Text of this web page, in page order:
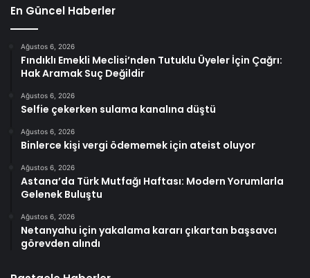
En Güncel Haberler
Ağustos 6, 2026
Fındıklı Emekli Meclisi’nden Tutuklu Üyeler İçin Çağrı:
Hak Aramak Suç Değildir
Ağustos 6, 2026
Selfie çekerken sulama kanalına düştü
Ağustos 6, 2026
Binlerce kişi vergi ödememek için ateist oluyor
Ağustos 6, 2026
Astana’da Türk Mutfağı Haftası: Modern Yorumlarla
Gelenek Buluştu
Ağustos 6, 2026
Netanyahu için yakalama kararı çıkartan başsavcı
görevden alındı